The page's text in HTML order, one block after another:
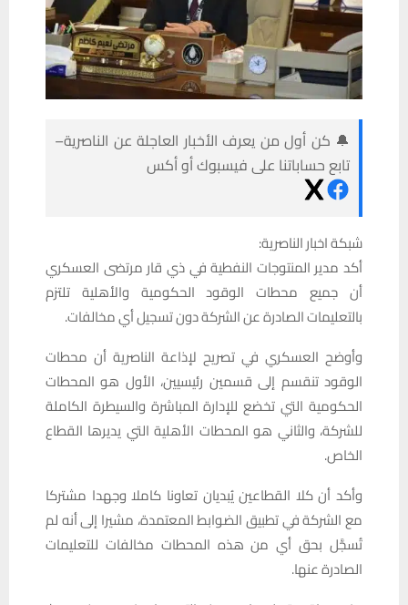
🔔 كن أول من يعرف الأخبار العاجلة عن الناصرية–
تابع حساباتنا على فيسبوك أو أكس
شبكة اخبار الناصرية:
أكد مدير المنتوجات النفطية في ذي قار مرتضى العسكري
أن جميع محطات الوقود الحكومية والأهلية تلتزم
بالتعليمات الصادرة عن الشركة دون تسجيل أي مخالفات.
وأوضح العسكري في تصريح لإذاعة الناصرية أن محطات
الوقود تنقسم إلى قسمين رئيسيين، الأول هو المحطات
الحكومية التي تخضع للإدارة المباشرة والسيطرة الكاملة
للشركة، والثاني هو المحطات الأهلية التي يديرها القطاع
الخاص.
وأكد أن كلا القطاعين يُبديان تعاونا كاملا وجهدا مشتركا
مع الشركة في تطبيق الضوابط المعتمدة، مشيرا إلى أنه لم
تُسجَّل بحق أي من هذه المحطات مخالفات للتعليمات
الصادرة عنها.